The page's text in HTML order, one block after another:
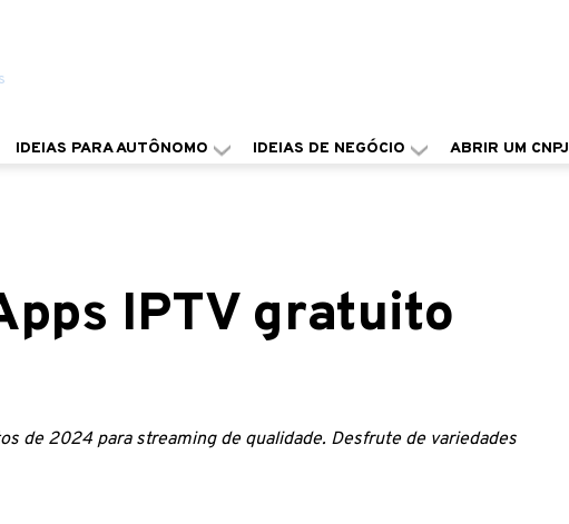
IDEIAS PARA AUTÔNOMO IDEIAS DE NEGÓCIO ABRIR UM CNPJ
IPTV gratuito
de 2024 para streaming de qualidade. Desfrute de variedades